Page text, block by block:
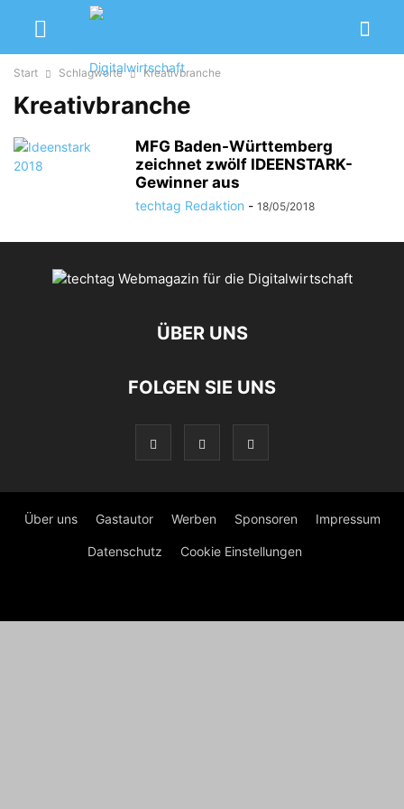
Start Schlagworte Kreativbranche
Kreativbranche
MFG Baden-Württemberg
zeichnet zwölf IDEENSTARK-
Gewinner aus
techtag Redaktion - 18/05/2018
ÜBER UNS
FOLGEN SIE UNS
Über uns Gastautor Werben Sponsoren Impressum
Datenschutz Cookie Einstellungen